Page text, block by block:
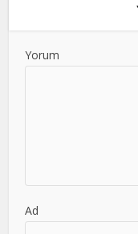
Yorum
Ad